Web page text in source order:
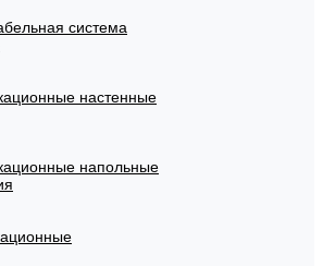
система
настенные
напольные